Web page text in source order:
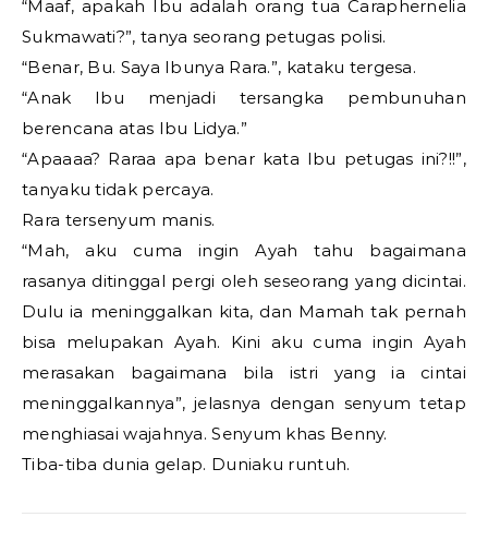
“Maaf, apakah Ibu adalah orang tua Caraphernelia
Sukmawati?”, tanya seorang petugas polisi.
“Benar, Bu. Saya Ibunya Rara.”, kataku tergesa.
“Anak Ibu menjadi tersangka pembunuhan
berencana atas Ibu Lidya.”
“Apaaaa? Raraa apa benar kata Ibu petugas ini?!!”,
tanyaku tidak percaya.
Rara tersenyum manis.
“Mah, aku cuma ingin Ayah tahu bagaimana
rasanya ditinggal pergi oleh seseorang yang dicintai.
Dulu ia meninggalkan kita, dan Mamah tak pernah
bisa melupakan Ayah. Kini aku cuma ingin Ayah
merasakan bagaimana bila istri yang ia cintai
meninggalkannya”, jelasnya dengan senyum tetap
menghiasai wajahnya. Senyum khas Benny.
Tiba-tiba dunia gelap. Duniaku runtuh.